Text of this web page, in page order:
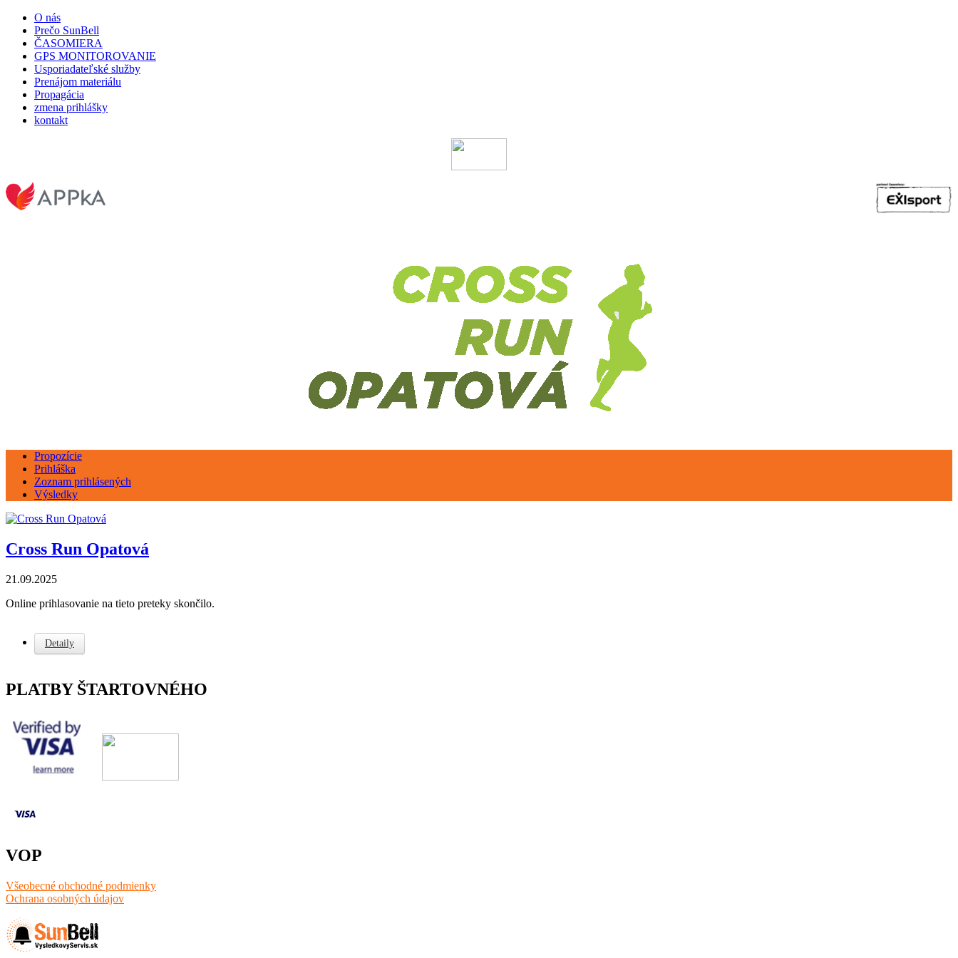
O nás
Prečo SunBell
ČASOMIERA
GPS MONITOROVANIE
Usporiadateľské služby
Prenájom materiálu
Propagácia
zmena prihlášky
kontakt
Propozície
Prihláška
Zoznam prihlásených
Výsledky
Cross Run Opatová
21.09.2025
Online prihlasovanie na tieto preteky skončilo.
Detaily
PLATBY ŠTARTOVNÉHO
VOP
Všeobecné obchodné podmienky
Ochrana osobných údajov